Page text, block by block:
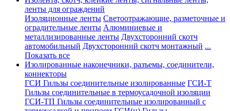
ленты для ограждений
Изоляционные ленты Светоотражающие, разметочные и
оградительные ленты Алюминиевые и
металлизированные ленты Двухсторонний скотч
автомобильный Двухсторонний скотч монтажный ...
Показать все
Изолированные наконечники, разъемы, соединители,
коннекторы
ГСИ Гильзы соединительные изолированные ГСИ-Т
Гильзы соединительные в термоусадочной изоляции
ГСИ-ТП Гильзы соединительные изолированный с